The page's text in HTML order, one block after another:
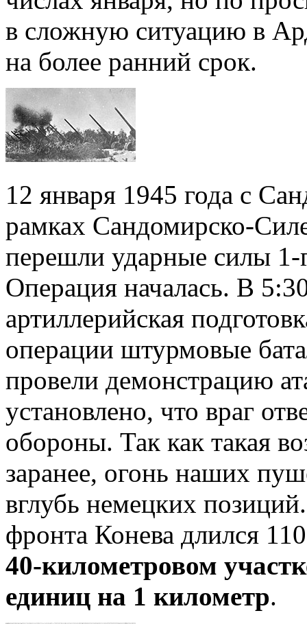
в сложную ситуацию в
на более ранний срок.
12 января 1945 года с
рамках Сандомирско-
перешли ударные силы 1-
Операция началась. В
артиллерийская
операции штурмовые
провели демонстрацию
установлено, что враг
обороны. Так как такая
заранее, огонь наших
вглубь немецких
фронта Конева длился
40-километровом
единиц на 1 километр.